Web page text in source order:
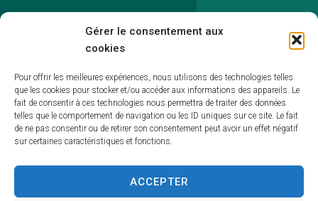
Gérer le consentement aux
cookies
Pour offrir les meilleures expériences, nous utilisons des technologies telles
que les cookies pour stocker et/ou accéder aux informations des appareils. Le
fait de consentir à ces technologies nous permettra de traiter des données
telles que le comportement de navigation ou les ID uniques sur ce site. Le fait
de ne pas consentir ou de retirer son consentement peut avoir un effet négatif
sur certaines caractéristiques et fonctions.
ACCEPTER
Accessibilité